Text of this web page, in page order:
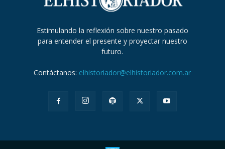
Estimulando la reflexión sobre nuestro pasado
para entender el presente y proyectar nuestro
futuro.
Contáctanos: elhistoriador@elhistoriador.com.ar